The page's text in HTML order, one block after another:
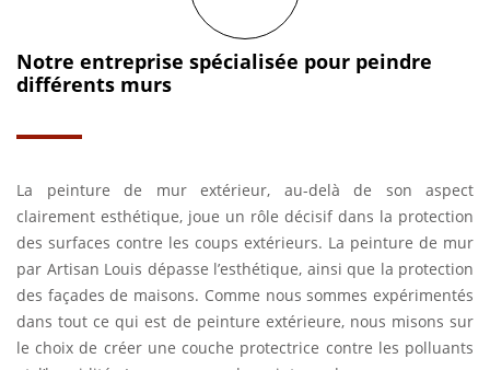
Notre entreprise spécialisée pour peindre
différents murs
La peinture de mur extérieur, au-delà de son aspect
clairement esthétique, joue un rôle décisif dans la protection
des surfaces contre les coups extérieurs. La peinture de mur
par Artisan Louis dépasse l’esthétique, ainsi que la protection
des façades de maisons. Comme nous sommes expérimentés
dans tout ce qui est de peinture extérieure, nous misons sur
le choix de créer une couche protectrice contre les polluants